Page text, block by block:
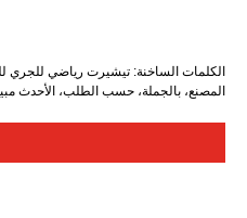
رياضي للجري للرجال، الصين، الشركة
الأحدث مبيعًا، الموضة، الأحدث
تيشيرت